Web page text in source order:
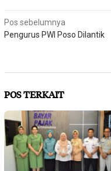
Navigasi
pos
Pos sebelumnya
Pengurus PWI Poso Dilantik
POS TERKAIT